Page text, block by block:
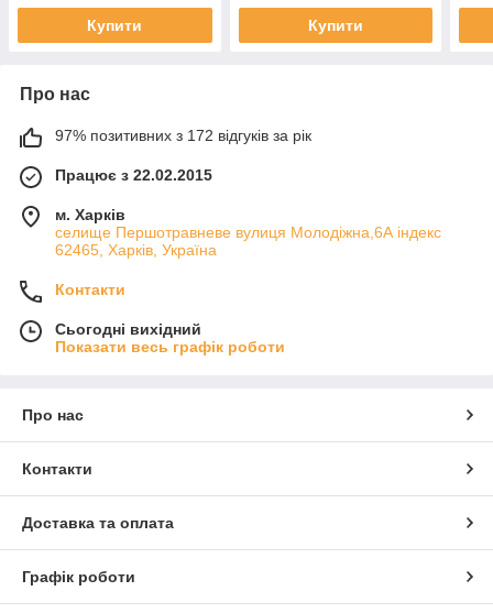
Купити Купити
Про нас
97% позитивних з 172 відгуків за рік
Працює з 22.02.2015
м. Харків
cелище Першотравневе вулиця Молодіжна,6А індекс
62465, Харків, Україна
Контакти
Сьогодні вихідний
Показати весь графік роботи
Про нас
Контакти
Доставка та оплата
Графік роботи